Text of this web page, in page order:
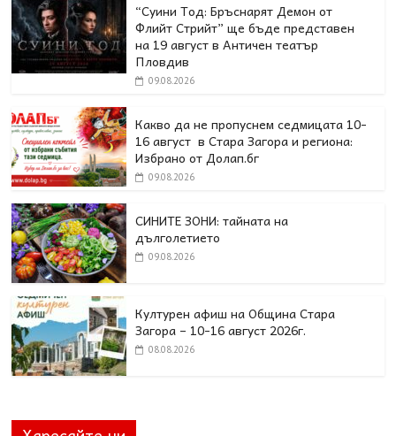
“Суини Тод: Бръснарят Демон от
Флийт Стрийт” ще бъде представен
на 19 август в Античен театър
Пловдив
09.08.2026
Какво да не пропуснем седмицата 10-
16 август в Стара Загора и региона:
Избрано от Долап.бг
09.08.2026
СИНИТЕ ЗОНИ: тайната на
дълголетието
09.08.2026
Културен афиш на Община Стара
Загора – 10-16 август 2026г.
08.08.2026